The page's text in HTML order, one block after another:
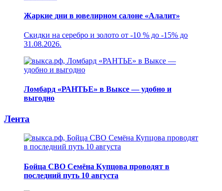
Жаркие дни в ювелирном салоне «Алалит»
Скидки на серебро и золото от -10 % до -15% до
31.08.2026.
Ломбард «РАНТЬЕ» в Выксе — удобно и
выгодно
Лента
Бойца СВО Семёна Купцова проводят в
последний путь 10 августа